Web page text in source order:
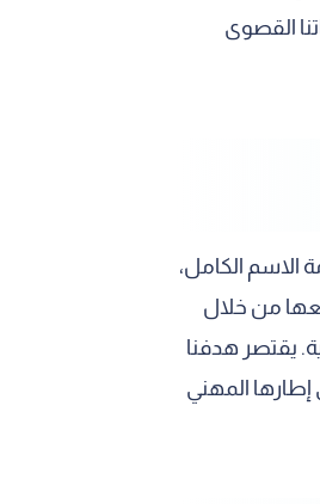
القصوى
الاسم الكامل،
من خلال
يقتصر هدفنا
المهني